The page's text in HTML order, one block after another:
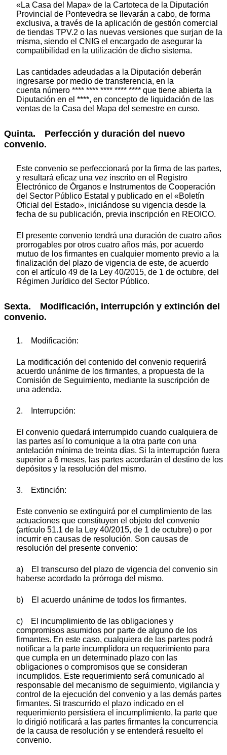
«La Casa del Mapa» de la Cartoteca de la Diputación
Provincial de Pontevedra se llevarán a cabo, de forma
exclusiva, a través de la aplicación de gestión comercial
de tiendas TPV.2 o las nuevas versiones que surjan de la
misma, siendo el CNIG el encargado de asegurar la
compatibilidad en la utilización de dicho sistema.
Las cantidades adeudadas a la Diputación deberán
ingresarse por medio de transferencia, en la
cuenta número **** **** **** **** **** que tiene abierta la
Diputación en el ****, en concepto de liquidación de las
ventas de la Casa del Mapa del semestre en curso.
Quinta. Perfección y duración del nuevo
convenio.
Este convenio se perfeccionará por la firma de las partes,
y resultará eficaz una vez inscrito en el Registro
Electrónico de Órganos e Instrumentos de Cooperación
del Sector Público Estatal y publicado en el «Boletín
Oficial del Estado», iniciándose su vigencia desde la
fecha de su publicación, previa inscripción en REOICO.
El presente convenio tendrá una duración de cuatro años
prorrogables por otros cuatro años más, por acuerdo
mutuo de los firmantes en cualquier momento previo a la
finalización del plazo de vigencia de este, de acuerdo
con el artículo 49 de la Ley 40/2015, de 1 de octubre, del
Régimen Jurídico del Sector Público.
Sexta. Modificación, interrupción y extinción del
convenio.
1. Modificación:
La modificación del contenido del convenio requerirá
acuerdo unánime de los firmantes, a propuesta de la
Comisión de Seguimiento, mediante la suscripción de
una adenda.
2. Interrupción:
El convenio quedará interrumpido cuando cualquiera de
las partes así lo comunique a la otra parte con una
antelación mínima de treinta días. Si la interrupción fuera
superior a 6 meses, las partes acordarán el destino de los
depósitos y la resolución del mismo.
3. Extinción:
Este convenio se extinguirá por el cumplimiento de las
actuaciones que constituyen el objeto del convenio
(artículo 51.1 de la Ley 40/2015, de 1 de octubre) o por
incurrir en causas de resolución. Son causas de
resolución del presente convenio:
a) El transcurso del plazo de vigencia del convenio sin
haberse acordado la prórroga del mismo.
b) El acuerdo unánime de todos los firmantes.
c) El incumplimiento de las obligaciones y
compromisos asumidos por parte de alguno de los
firmantes. En este caso, cualquiera de las partes podrá
notificar a la parte incumplidora un requerimiento para
que cumpla en un determinado plazo con las
obligaciones o compromisos que se consideran
incumplidos. Este requerimiento será comunicado al
responsable del mecanismo de seguimiento, vigilancia y
control de la ejecución del convenio y a las demás partes
firmantes. Si trascurrido el plazo indicado en el
requerimiento persistiera el incumplimiento, la parte que
lo dirigió notificará a las partes firmantes la concurrencia
de la causa de resolución y se entenderá resuelto el
convenio.